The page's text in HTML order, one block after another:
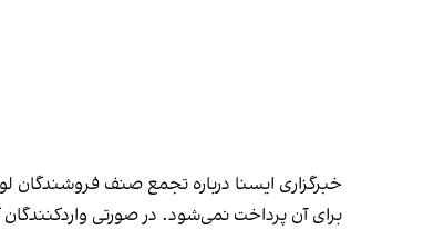
خبرگزاری ایسنا درباره تجمع صنف فروشندگان
برای آن پرداخت نمی‌شود. در صورتی واردکنندگان